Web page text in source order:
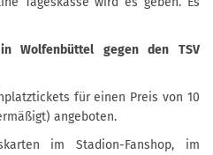
Wolfenbüttel gegen den TSV
für einen Preis von 10
angeboten.
im Stadion-Fanshop, im